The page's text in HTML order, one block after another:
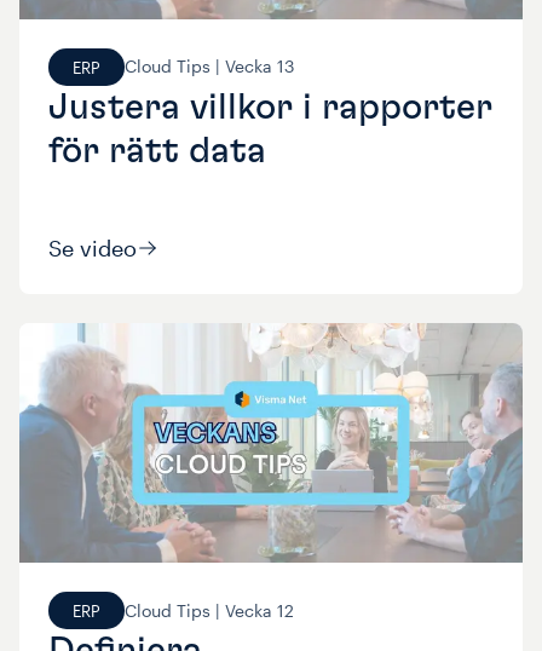
ERP Cloud Tips | Vecka 13
Justera villkor i rapporter
för rätt data
Se video
ERP Cloud Tips | Vecka 12